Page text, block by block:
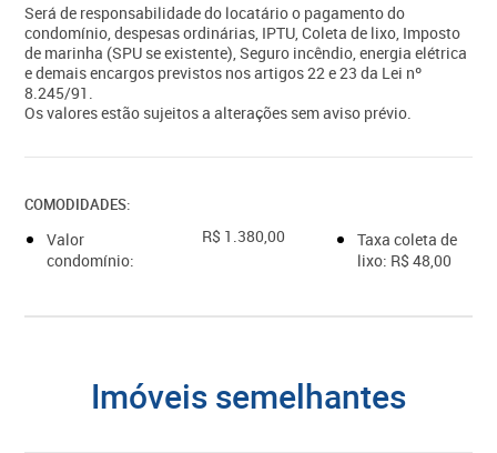
Será de responsabilidade do locatário o pagamento do
condomínio, despesas ordinárias, IPTU, Coleta de lixo, Imposto
de marinha (SPU se existente), Seguro incêndio, energia elétrica
e demais encargos previstos nos artigos 22 e 23 da Lei nº
8.245/91.
Os valores estão sujeitos a alterações sem aviso prévio.
COMODIDADES:
Valor
condomínio:
R$ 1.380,00
Taxa coleta de
lixo: R$ 48,00
imóveis semelhantes